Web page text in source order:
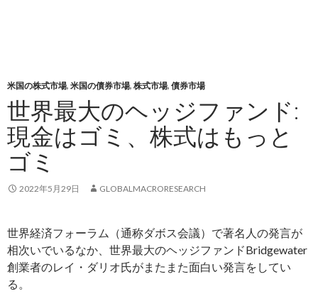
米国の株式市場, 米国の債券市場, 株式市場, 債券市場
世界最大のヘッジファンド:
現金はゴミ、株式はもっと
ゴミ
2022年5月29日 GLOBALMACRORESEARCH
世界経済フォーラム（通称ダボス会議）で著名人の発言が
相次いでいるなか、世界最大のヘッジファンドBridgewater
創業者のレイ・ダリオ氏がまたまた面白い発言をしてい
る。